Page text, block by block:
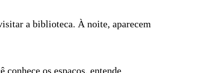
a biblioteca. À noite, aparecem
conhece os espaços, entende